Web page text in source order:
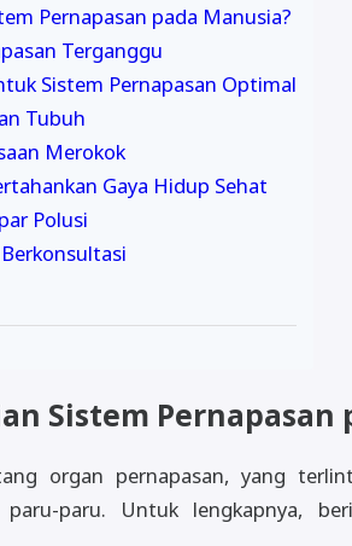
Pernapasan pada Manusia?
Terganggu
Sistem Pernapasan Optimal
Tubuh
Merokok
Gaya Hidup Sehat
Polusi
Sistem Pernapasan
organ pernapasan, yang
paru. Untuk lengkapnya,